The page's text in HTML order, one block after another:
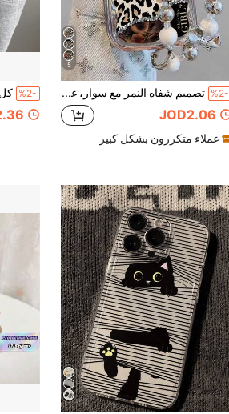
5
%2- تصميم شفاه النمر مع سوار، غطاء ناعم مطبوع مسطح بنمط كريمي مطلي بالكهرباء، مناسب ل- IP17/IP17PROMAX/IPhone16/IPhone16pro/IPhone16promax/IPhone15/XR/7p8p/P12promax/P13promax/P14PROMAX/P13/P14/P11/P12/P14، غطاء هاتف ناعم مضاد للسقوط للنساء XS/S/XSMAX/78GES2/غطاء هاتف سميك أنيق وجميل
JOD2.06
عملاء متكررون بشكل كبير
%2-